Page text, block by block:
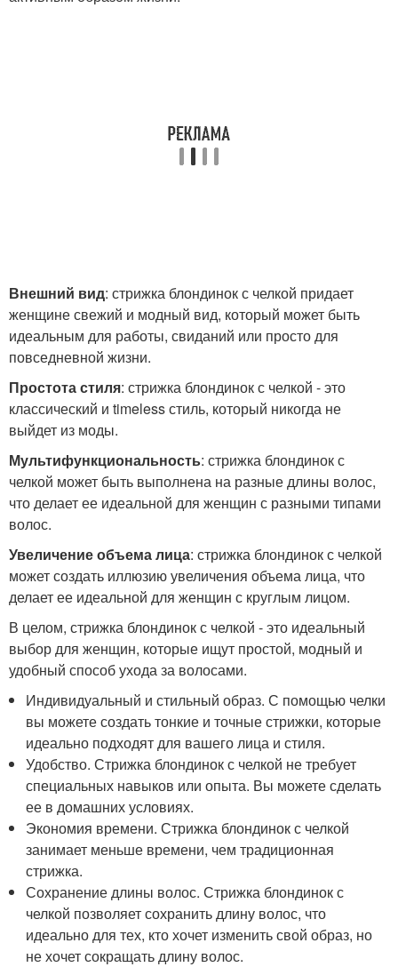
Внешний вид: стрижка блондинок с челкой придает
женщине свежий и модный вид, который может быть
идеальным для работы, свиданий или просто для
повседневной жизни.
Простота стиля: стрижка блондинок с челкой - это
классический и timeless стиль, который никогда не
выйдет из моды.
Мультифункциональность: стрижка блондинок с
челкой может быть выполнена на разные длины волос,
что делает ее идеальной для женщин с разными типами
волос.
Увеличение объема лица: стрижка блондинок с челкой
может создать иллюзию увеличения объема лица, что
делает ее идеальной для женщин с круглым лицом.
В целом, стрижка блондинок с челкой - это идеальный
выбор для женщин, которые ищут простой, модный и
удобный способ ухода за волосами.
Индивидуальный и стильный образ. С помощью челки
вы можете создать тонкие и точные стрижки, которые
идеально подходят для вашего лица и стиля.
Удобство. Стрижка блондинок с челкой не требует
специальных навыков или опыта. Вы можете сделать
ее в домашних условиях.
Экономия времени. Стрижка блондинок с челкой
занимает меньше времени, чем традиционная
стрижка.
Сохранение длины волос. Стрижка блондинок с
челкой позволяет сохранить длину волос, что
идеально для тех, кто хочет изменить свой образ, но
не хочет сокращать длину волос.